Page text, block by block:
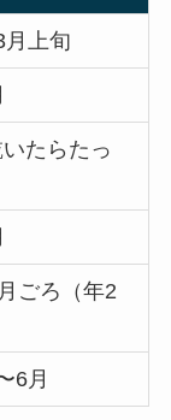
月上旬
たらたっ
ごろ（年2
6月